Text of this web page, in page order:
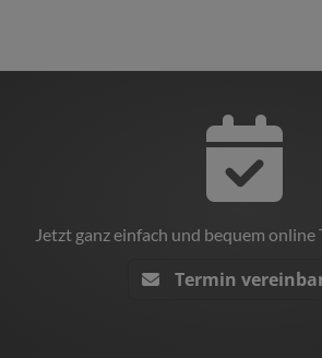
Jetzt ganz einfach und bequem online
Termin